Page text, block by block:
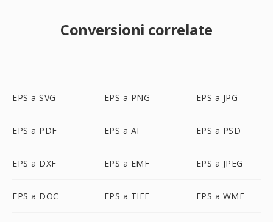
Conversioni correlate
EPS a SVG EPS a PNG EPS a JPG
EPS a PDF EPS a AI EPS a PSD
EPS a DXF EPS a EMF EPS a JPEG
EPS a DOC EPS a TIFF EPS a WMF